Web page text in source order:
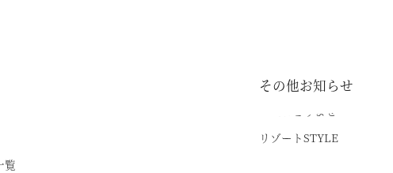
覧
その他お知らせ
逸品おとりよせ
リゾートSTYLE